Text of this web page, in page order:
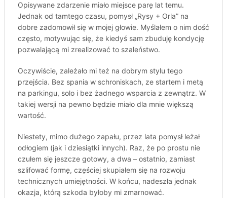
Opisywane zdarzenie miało miejsce parę lat temu.
Jednak od tamtego czasu, pomysł „Rysy + Orla” na
dobre zadomowił się w mojej głowie. Myślałem o nim dość
często, motywując się, że kiedyś sam zbuduję kondycję
pozwalającą mi zrealizować to szaleństwo.
Oczywiście, zależało mi też na dobrym stylu tego
przejścia. Bez spania w schroniskach, ze startem i metą
na parkingu, solo i bez żadnego wsparcia z zewnątrz. W
takiej wersji na pewno będzie miało dla mnie większą
wartość.
Niestety, mimo dużego zapału, przez lata pomysł leżał
odłogiem (jak i dziesiątki innych). Raz, że po prostu nie
czułem się jeszcze gotowy, a dwa – ostatnio, zamiast
szlifować formę, częściej skupiałem się na rozwoju
technicznych umiejętności. W końcu, nadeszła jednak
okazja, którą szkoda byłoby mi zmarnować.